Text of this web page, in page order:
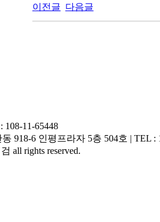
이전글 다음글
11-65448
918-6 인평프라자 5층 504호 | TEL :
all rights reserved.